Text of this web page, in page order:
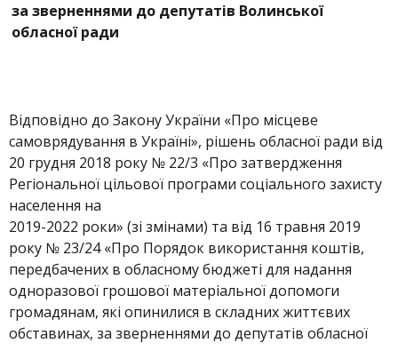
за зверненнями до депутатів Волинської
обласної ради
Відповідно до Закону України «Про місцеве
самоврядування в Україні», рішень обласної ради від
20 грудня 2018 року № 22/3 «Про затвердження
Регіональної цільової програми соціального захисту
населення на
2019-2022 роки» (зі змінами) та від 16 травня 2019
року № 23/24 «Про Порядок використання коштів,
передбачених в обласному бюджеті для надання
одноразової грошової матеріальної допомоги
громадянам, які опинилися в складних життєвих
обставинах, за зверненнями до депутатів обласної